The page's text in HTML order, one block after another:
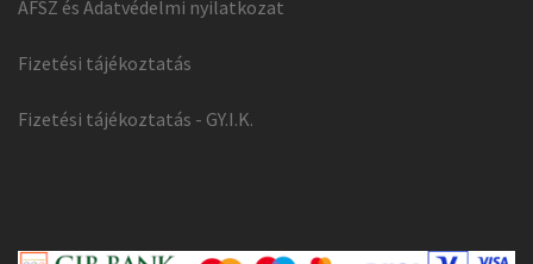
ÁFSZ és Adatvédelmi nyilatkozat
Fizetési tájékoztatás
Fizetési tájékoztatás - GY.I.K.